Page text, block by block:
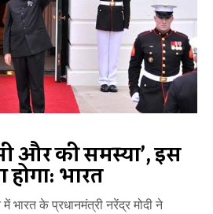
और की समस्या’, इस
भारत
भारत के प्रधानमंत्री नरेंद्र मोदी ने